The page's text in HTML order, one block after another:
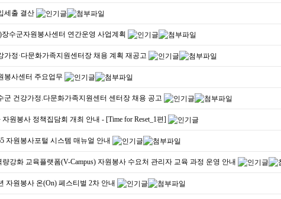
세출 결산
장수군자원봉사센터 연간운영 사업계획
가정·다문화가족지원센터장 채용 계획 재공고
봉사센터 주요업무
군 건강가정.다문화가족지원센터 센터장 채용 공고
자원봉사 정책집담회 개최 안내 - [Time for Reset_1편]
자원봉사포털 시스템 매뉴얼 안내
강화 교육플랫폼(V-Campus) 자원봉사 수요처 관리자 교육 과정 운영 안내
자원봉사 온(On) 페스티벌 2차 안내